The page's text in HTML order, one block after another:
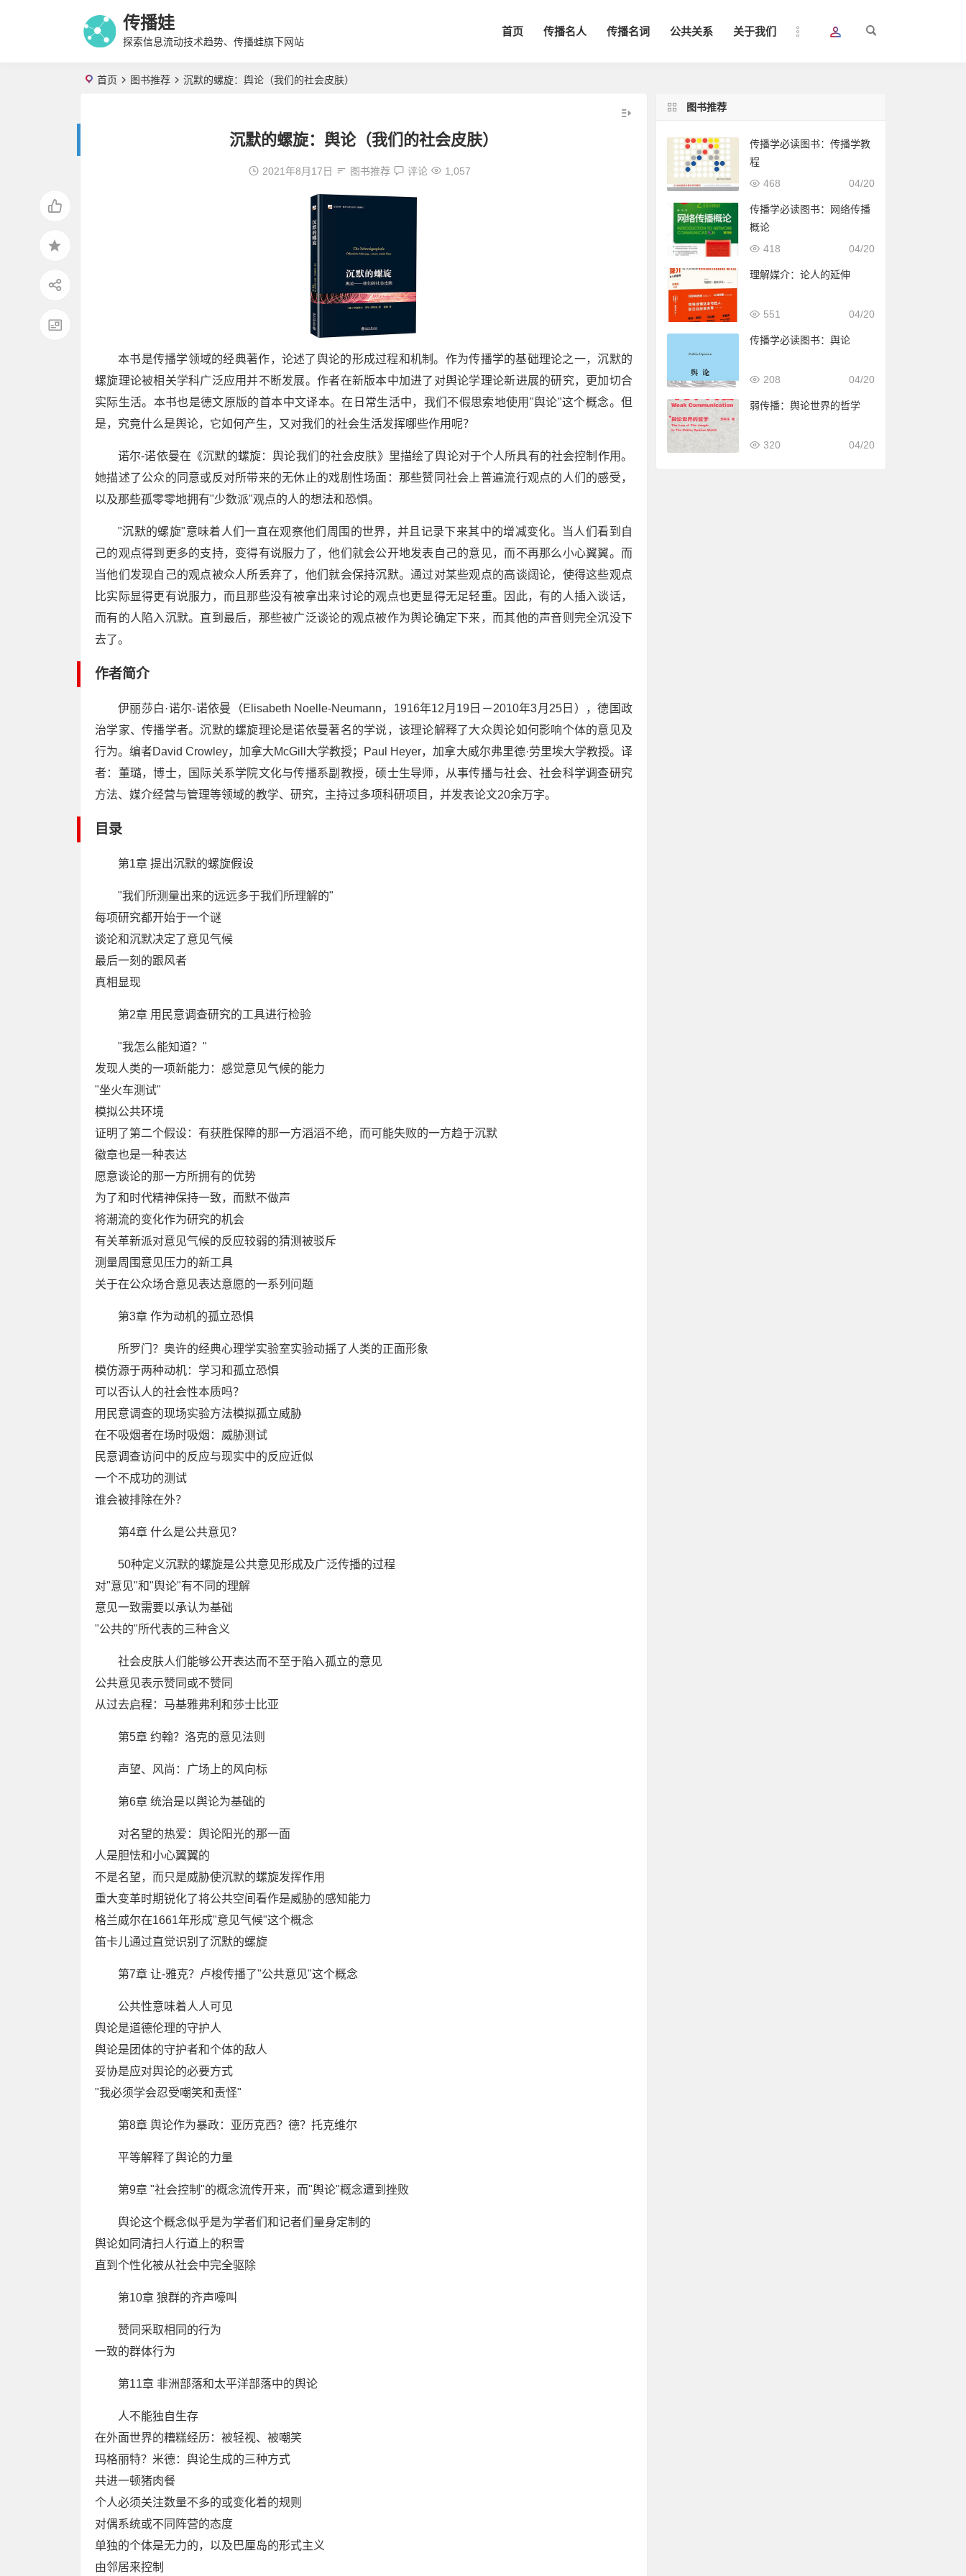
传播娃
探索信息流动技术趋势、传播蛙旗下网站
首页 传播名人 传播名词 公共关系 关于我们
首页 图书推荐 沉默的螺旋：舆论（我们的社会皮肤）
沉默的螺旋：舆论（我们的社会皮肤）
2021年8月17日 图书推荐 评论 1,057
本书是传播学领域的经典著作，论述了舆论的形成过程和机制。作为传播学的基础理论之一，沉默的
螺旋理论被相关学科广泛应用并不断发展。作者在新版本中加进了对舆论学理论新进展的研究，更加切合
实际生活。本书也是德文原版的首本中文译本。在日常生活中，我们不假思索地使用"舆论"这个概念。但
是，究竟什么是舆论，它如何产生，又对我们的社会生活发挥哪些作用呢？
诺尔-诺依曼在《沉默的螺旋：舆论我们的社会皮肤》里描绘了舆论对于个人所具有的社会控制作用。
她描述了公众的同意或反对所带来的无休止的戏剧性场面：那些赞同社会上普遍流行观点的人们的感受，
以及那些孤零零地拥有"少数派"观点的人的想法和恐惧。
"沉默的螺旋"意味着人们一直在观察他们周围的世界，并且记录下来其中的增减变化。当人们看到自
己的观点得到更多的支持，变得有说服力了，他们就会公开地发表自己的意见，而不再那么小心翼翼。而
当他们发现自己的观点被众人所丢弃了，他们就会保持沉默。通过对某些观点的高谈阔论，使得这些观点
比实际显得更有说服力，而且那些没有被拿出来讨论的观点也更显得无足轻重。因此，有的人插入谈话，
而有的人陷入沉默。直到最后，那些被广泛谈论的观点被作为舆论确定下来，而其他的声音则完全沉没下
去了。
作者简介
伊丽莎白·诺尔-诺依曼（Elisabeth Noelle-Neumann，1916年12月19日－2010年3月25日），德国政
治学家、传播学者。沉默的螺旋理论是诺依曼著名的学说，该理论解释了大众舆论如何影响个体的意见及
行为。编者David Crowley，加拿大McGill大学教授；Paul Heyer，加拿大威尔弗里德·劳里埃大学教授。译
者：董璐，博士，国际关系学院文化与传播系副教授，硕士生导师，从事传播与社会、社会科学调查研究
方法、媒介经营与管理等领域的教学、研究，主持过多项科研项目，并发表论文20余万字。
目录
第1章 提出沉默的螺旋假设
"我们所测量出来的远远多于我们所理解的"
每项研究都开始于一个谜
谈论和沉默决定了意见气候
最后一刻的跟风者
真相显现
第2章 用民意调查研究的工具进行检验
"我怎么能知道？"
发现人类的一项新能力：感觉意见气候的能力
"坐火车测试"
模拟公共环境
证明了第二个假设：有获胜保障的那一方滔滔不绝，而可能失败的一方趋于沉默
徽章也是一种表达
愿意谈论的那一方所拥有的优势
为了和时代精神保持一致，而默不做声
将潮流的变化作为研究的机会
有关革新派对意见气候的反应较弱的猜测被驳斥
测量周围意见压力的新工具
关于在公众场合意见表达意愿的一系列问题
第3章 作为动机的孤立恐惧
所罗门？奥许的经典心理学实验室实验动摇了人类的正面形象
模仿源于两种动机：学习和孤立恐惧
可以否认人的社会性本质吗？
用民意调查的现场实验方法模拟孤立威胁
在不吸烟者在场时吸烟：威胁测试
民意调查访问中的反应与现实中的反应近似
一个不成功的测试
谁会被排除在外？
第4章 什么是公共意见？
50种定义沉默的螺旋是公共意见形成及广泛传播的过程
对"意见"和"舆论"有不同的理解
意见一致需要以承认为基础
"公共的"所代表的三种含义
社会皮肤人们能够公开表达而不至于陷入孤立的意见
公共意见表示赞同或不赞同
从过去启程：马基雅弗利和莎士比亚
第5章 约翰？洛克的意见法则
声望、风尚：广场上的风向标
第6章 统治是以舆论为基础的
对名望的热爱：舆论阳光的那一面
人是胆怯和小心翼翼的
不是名望，而只是威胁使沉默的螺旋发挥作用
重大变革时期锐化了将公共空间看作是威胁的感知能力
格兰威尔在1661年形成"意见气候"这个概念
笛卡儿通过直觉识别了沉默的螺旋
第7章 让-雅克？卢梭传播了"公共意见"这个概念
公共性意味着人人可见
舆论是道德伦理的守护人
舆论是团体的守护者和个体的敌人
妥协是应对舆论的必要方式
"我必须学会忍受嘲笑和责怪"
第8章 舆论作为暴政：亚历克西？德？托克维尔
平等解释了舆论的力量
第9章 "社会控制"的概念流传开来，而"舆论"概念遭到挫败
舆论这个概念似乎是为学者们和记者们量身定制的
舆论如同清扫人行道上的积雪
直到个性化被从社会中完全驱除
第10章 狼群的齐声嚎叫
赞同采取相同的行为
一致的群体行为
第11章 非洲部落和太平洋部落中的舆论
人不能独自生存
在外面世界的糟糕经历：被轻视、被嘲笑
玛格丽特？米德：舆论生成的三种方式
共进一顿猪肉餐
个人必须关注数量不多的或变化着的规则
对偶系统或不同阵营的态度
单独的个体是无力的，以及巴厘岛的形式主义
由邻居来控制
图书推荐
传播学必读图书：传播学教
程
04/20
468
传播学必读图书：网络传播
概论
04/20
418
理解媒介：论人的延伸
04/20
551
传播学必读图书：舆论
04/20
208
弱传播：舆论世界的哲学
04/20
320